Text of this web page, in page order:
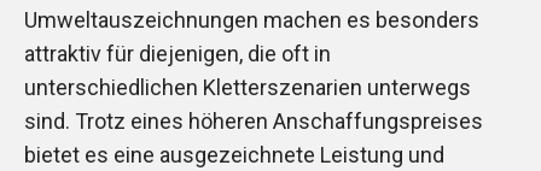
Umweltauszeichnungen machen es besonders
attraktiv für diejenigen, die oft in
unterschiedlichen Kletterszenarien unterwegs
sind. Trotz eines höheren Anschaffungspreises
bietet es eine ausgezeichnete Leistung und